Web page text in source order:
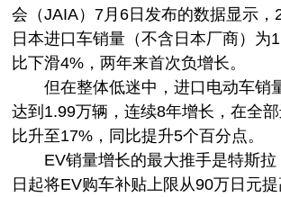
会（JAIA）7月6日发布的数据显示，
日本进口车销量（不含日本厂商）为
比下滑4%，两年来首次负增长。
但在整体低迷中，进口电动车销
达到1.99万辆，连续8年增长，在全
比升至17%，同比提升5个百分点。
EV销量增长的最大推手是特斯拉
日起将EV购车补贴上限从90万日元